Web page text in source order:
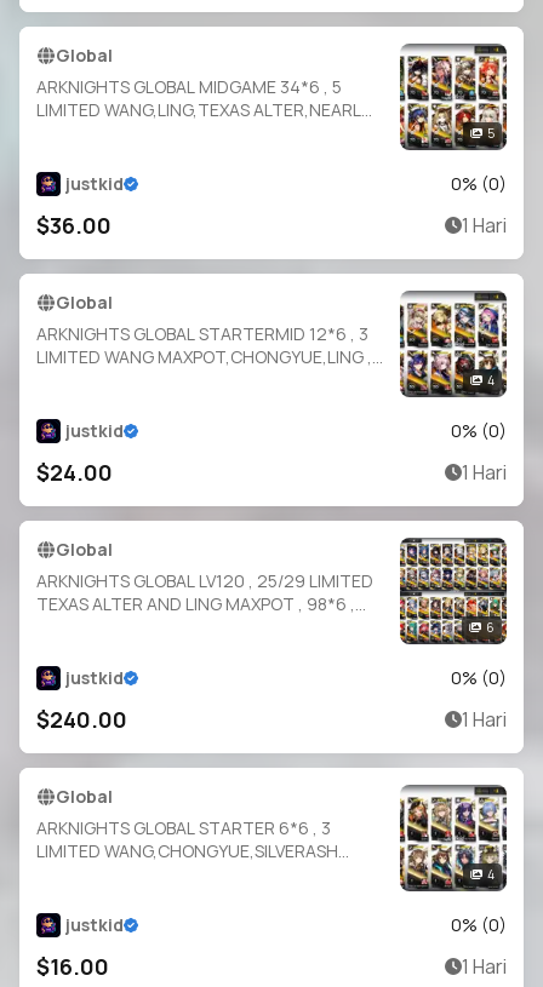
Global
ARKNIGHTS GLOBAL MIDGAME 34*6 , 5
LIMITED WANG,LING,TEXAS ALTER,NEARL
ENANCE,BAGPIPE,HORN,SARIA,FIAMMETTA,
IFRIT
5
justkid 0% (0)
$36.00 1 Hari
Global
ARKNIGHTS GLOBAL STARTERMID 12*6 , 3
LIMITED WANG MAXPOT,CHONGYUE,LING ,
RAN,IFRIT,ASTGENE ALTER,CROWNSLAYER
4
justkid 0% (0)
$24.00 1 Hari
Global
ARKNIGHTS GLOBAL LV120 , 25/29 LIMITED
TEXAS ALTER AND LING MAXPOT , 98*6 ,
6
justkid 0% (0)
$240.00 1 Hari
Global
ARKNIGHTS GLOBAL STARTER 6*6 , 3
LIMITED WANG,CHONGYUE,SILVERASH
4
justkid 0% (0)
$16.00 1 Hari